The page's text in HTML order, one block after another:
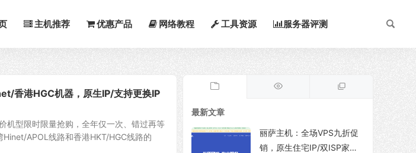
主机推荐 优惠产品 网络教程 工具资源 服务器评测
香港HGC机器，原生IP/支持更换IP
机型限时限量抢购，全年仅一次、错过再等
APOL线路和香港HKT/HGC线路的
最新文章
丽萨主机：全场VPS九折促
销，原生住宅IP/双ISP家